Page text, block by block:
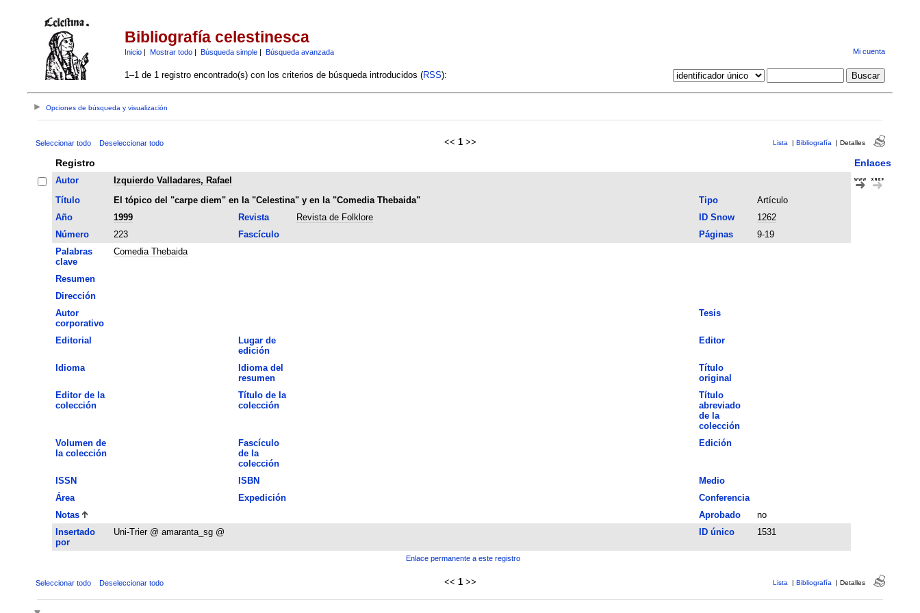
Bibliografía celestinesca
Inicio| Mostrar todo| Búsqueda simple| Búsqueda avanzada Mi cuenta
1–1 de 1 registro encontrado(s) con los criterios de búsqueda introducidos (RSS):
Opciones de búsqueda y visualización
Seleccionar todo Deseleccionar todo << 1 >> Lista | Bibliografía | Detalles
Registro Enlaces
Autor
Izquierdo Valladares, Rafael
Título
El tópico del "carpe diem" en la "Celestina" y en la "Comedia Thebaida" Tipo
Artículo
Año
1999 Revista Revista de Folklore ID Snow
1262
Número
223 Fascículo Páginas
9-19
Palabras
clave
Comedia Thebaida
Resumen
Dirección
Autor
corporativo
Tesis
Editorial
Lugar de
edición
Editor
Idioma
Idioma del
resumen
Título
original
Editor de la
colección
Título de la
colección
Título
abreviado
de la
colección
Volumen de
la colección
Fascículo
de la
colección
Edición
ISSN ISBN
Medio
Área
Expedición
Conferencia
Notas
Aprobado
no
Insertado
por
Uni-Trier @ amaranta_sg @ ID único 1531
Enlace permanente a este registro
Seleccionar todo Deseleccionar todo << 1 >> Lista | Bibliografía | Detalles